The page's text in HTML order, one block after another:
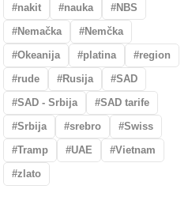
nakit
nauka
NBS
Nemačka
Nemčka
Okeanija
platina
region
rude
Rusija
SAD
SAD - Srbija
SAD tarife
Srbija
srebro
Swiss
Tramp
UAE
Vietnam
zlato